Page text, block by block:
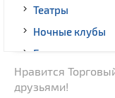
Театры
Ночные клубы
Бильярд
Казино
Нравится
друзьями!